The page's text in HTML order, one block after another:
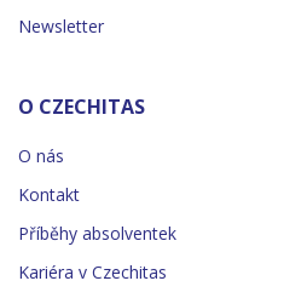
Newsletter
O CZECHITAS
O nás
Kontakt
Příběhy absolventek
Kariéra v Czechitas